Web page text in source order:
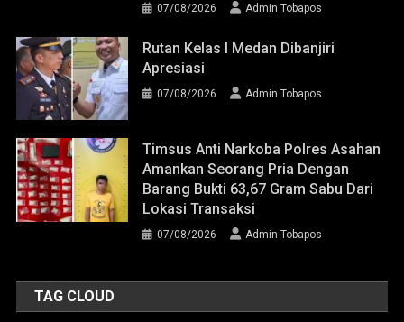
07/08/2026 Admin Tobapos
Rutan Kelas I Medan Dibanjiri
Apresiasi
07/08/2026 Admin Tobapos
Timsus Anti Narkoba Polres Asahan
Amankan Seorang Pria Dengan
Barang Bukti 63,67 Gram Sabu Dari
Lokasi Transaksi
07/08/2026 Admin Tobapos
TAG CLOUD